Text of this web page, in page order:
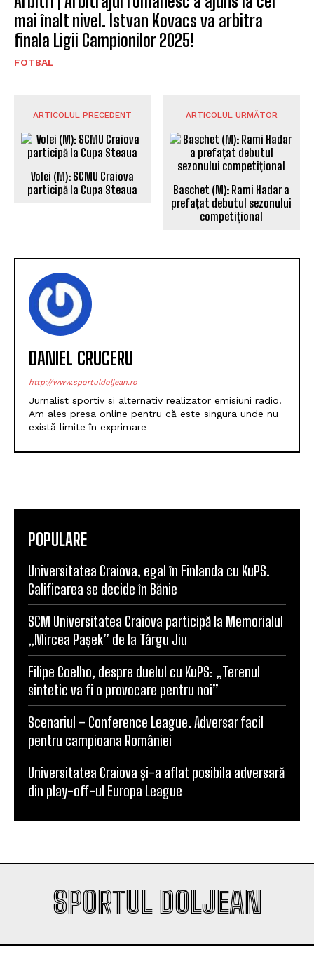
mai înalt nivel. Istvan Kovacs va arbitra
finala Ligii Campionilor 2025!
FOTBAL
ARTICOLUL PRECEDENT
Volei (M): SCMU Craiova
participă la Cupa Steaua
ARTICOLUL URMĂTOR
Baschet (M): Rami Hadar a
prefațat debutul sezonului
competițional
DANIEL CRUCERU
http://www.sportuldoljean.ro
Jurnalist sportiv si alternativ realizator emisiuni radio.
Am ales presa online pentru că este singura unde nu
există limite în exprimare
POPULARE
Universitatea Craiova, egal în Finlanda cu KuPS.
Calificarea se decide în Bănie
SCM Universitatea Craiova participă la Memorialul
„Mircea Pașek” de la Târgu Jiu
Filipe Coelho, despre duelul cu KuPS: „Terenul
sintetic va fi o provocare pentru noi”
Scenariul – Conference League. Adversar facil
pentru campioana României
Universitatea Craiova și-a aflat posibila adversară
din play-off-ul Europa League
SPORTUL DOLJEAN